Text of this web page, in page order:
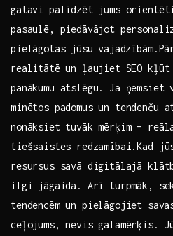
gatavi palīdzēt jums
pasaulē, piedāvājot
pielāgotas jūsu
realitātē un ļaujiet SEO kļūt
panākumu atslēgu. Ja ņemsiet⁢
minētos padomus ​un tendenču
nonāksiet tuvāk ​mērķim –
tiešsaistes redzamībai.Kad
resursus ‍savā digitālajā
ilgi ‌jāgaida. Arī turpmāk,
tendencēm un pielāgojiet⁢
ceļojums, nevis galamērķis.